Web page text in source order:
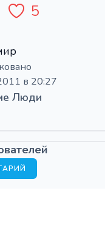
5
в 20:27
Люди